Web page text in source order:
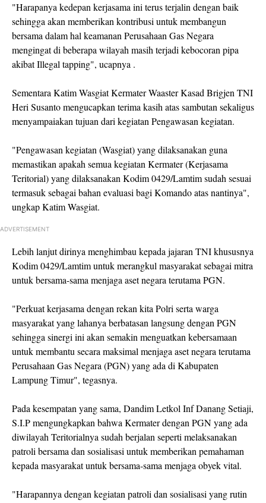
"Harapanya kedepan kerjasama ini terus terjalin dengan baik
sehingga akan memberikan kontribusi untuk membangun
bersama dalam hal keamanan Perusahaan Gas Negara
mengingat di beberapa wilayah masih terjadi kebocoran pipa
akibat Illegal tapping", ucapnya .
Sementara Katim Wasgiat Kermater Waaster Kasad Brigjen TNI
Heri Susanto mengucapkan terima kasih atas sambutan sekaligus
menyampaiakan tujuan dari kegiatan Pengawasan kegiatan.
"Pengawasan kegiatan (Wasgiat) yang dilaksanakan guna
memastikan apakah semua kegiatan Kermater (Kerjasama
Teritorial) yang dilaksanakan Kodim 0429/Lamtim sudah sesuai
termasuk sebagai bahan evaluasi bagi Komando atas nantinya",
ungkap Katim Wasgiat.
ADVERTISEMENT
Lebih lanjut dirinya menghimbau kepada jajaran TNI khususnya
Kodim 0429/Lamtim untuk merangkul masyarakat sebagai mitra
untuk bersama-sama menjaga aset negara terutama PGN.
"Perkuat kerjasama dengan rekan kita Polri serta warga
masyarakat yang lahanya berbatasan langsung dengan PGN
sehingga sinergi ini akan semakin menguatkan kebersamaan
untuk membantu secara maksimal menjaga aset negara terutama
Perusahaan Gas Negara (PGN) yang ada di Kabupaten
Lampung Timur", tegasnya.
Pada kesempatan yang sama, Dandim Letkol Inf Danang Setiaji,
S.I.P mengungkapkan bahwa Kermater dengan PGN yang ada
diwilayah Teritorialnya sudah berjalan seperti melaksanakan
patroli bersama dan sosialisasi untuk memberikan pemahaman
kepada masyarakat untuk bersama-sama menjaga obyek vital.
"Harapannya dengan kegiatan patroli dan sosialisasi yang rutin